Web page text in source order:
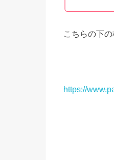
こちらの下
https://